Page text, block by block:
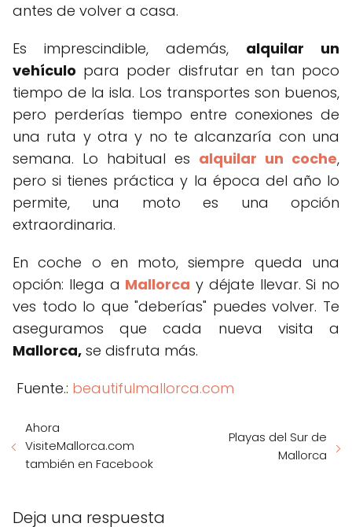
antes de volver a casa.
Es imprescindible, además, alquilar un
vehículo para poder disfrutar en tan poco
tiempo de la isla. Los transportes son buenos,
pero perderías tiempo entre conexiones de
una ruta y otra y no te alcanzaría con una
semana. Lo habitual es alquilar un coche,
pero si tienes práctica y la época del año lo
permite, una moto es una opción
extraordinaria.
En coche o en moto, siempre queda una
opción: llega a Mallorca y déjate llevar. Si no
ves todo lo que "deberías" puedes volver. Te
aseguramos que cada nueva visita a
Mallorca, se disfruta más.
Fuente.: beautifulmallorca.com
Ahora
VisiteMallorca.com
también en Facebook
Playas del Sur de
Mallorca
Deja una respuesta